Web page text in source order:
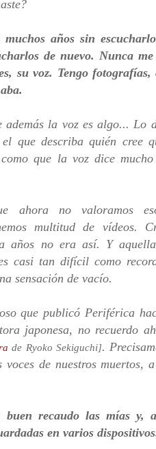
años sin
de nuevo. Nunca
su voz. Tengo
además la voz es algo... Lo
que describa quién cree
que la voz dice
ahora no valoramos
multitud de vídeos.
años no era así. Y
casi tan difícil como
sensación de vacío.
que publicó Periférica
japonesa, no recuerdo
de Ryoko Sekiguchi].
voces de nuestros muertos,
recaudo las mías y,
en varios